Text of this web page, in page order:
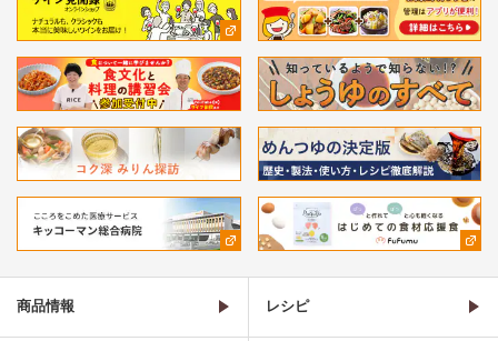
商品情報 レシピ